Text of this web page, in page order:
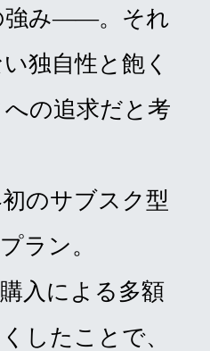
強み——。それ
独自性と飽く
の追求だと考
のサブスク型
ラン。
入による多額
したことで、